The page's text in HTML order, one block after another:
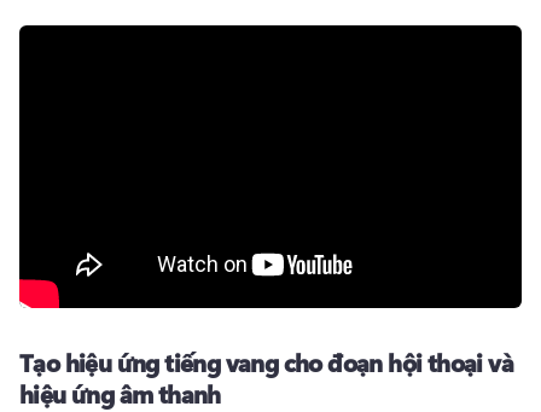
Tạo hiệu ứng tiếng vang cho đoạn hội thoại và
hiệu ứng âm thanh